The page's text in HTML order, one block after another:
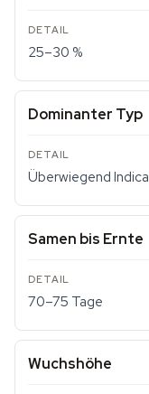
25–30 %
Dominanter Typ
Überwiegend Indica
Samen bis Ernte
70–75 Tage
Wuchshöhe